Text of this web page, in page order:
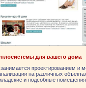
для вашего дома
проектированием и
на различных
и подсобные